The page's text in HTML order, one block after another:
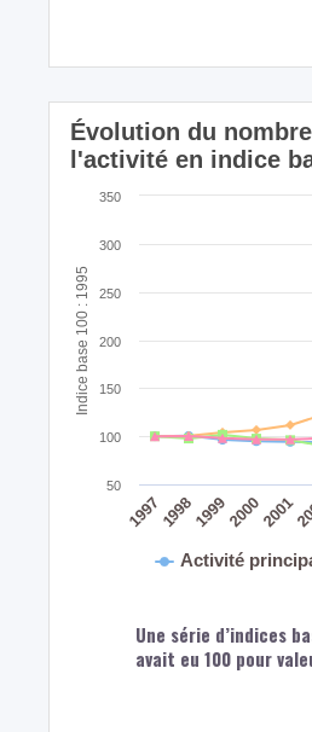
Indice base 100 : 1995
Évolution du
l'activité en indice
Activité
19971998199920002001
50
100
150
200
250
300
350
Une série d’indices
avait eu 100 pour